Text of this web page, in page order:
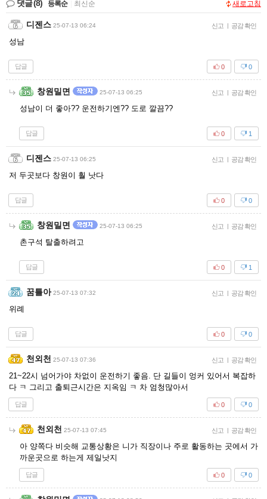
댓글(8) 등록순 최신순 새로고침
디젠스 25-07-13 06:24 신고 | 공감 확인
성남
답글 0
0
창원밀면 25-07-13 06:25 신고 | 공감 확인
성남이 더 좋아?? 운전하기엔?? 도로 깔끔??
답글 1
0
디젠스 25-07-13 06:25 신고 | 공감 확인
저 두곳보다 창원이 훨 낫다
답글 0
0
창원밀면 25-07-13 06:25 신고 | 공감 확인
촌구석 탈출하려고
답글 1
0
꿈틀아 25-07-13 07:32 신고 | 공감 확인
위례
답글 0
0
천외천 25-07-13 07:36 신고 | 공감 확인
21~22시 넘어가야 차없이 운전하기 좋음. 단 길들이 엉커 있어서 복잡하
다 ㅋ 그리고 출퇴근시간은 지옥임 ㅋ 차 엄청많아서
답글 0
0
천외천 25-07-13 07:45 신고 | 공감 확인
아 양쪽다 비슷해 교통상황은 니가 직장이나 주로 활동하는 곳에서 가
까운곳으로 하는게 제일낫지
답글 0
0